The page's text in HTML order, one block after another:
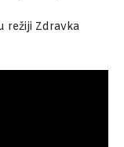
režiji Zdravka